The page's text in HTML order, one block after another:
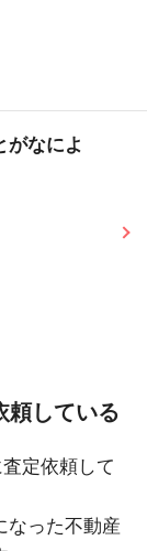
がなによ
頼している
定依頼して
なった不動産